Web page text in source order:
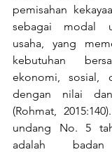
pemisahan
sebagai modal
usaha, yang
kebutuhan
ekonomi, sosial,
dengan nilai
(Rohmat,
undang No. 5
adalah